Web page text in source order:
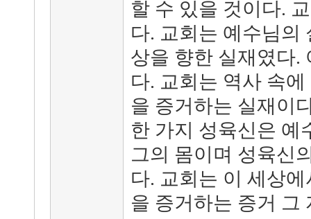
할 수 있을 것이다.
다. 교회는 예수님의
상을 향한 실재였다.
다. 교회는 역사 속
을 증거하는 실재이
한 가지 성육신은 예
그의 몸이며 성육신
다. 교회는 이 세상
을 증거하는 증거 그